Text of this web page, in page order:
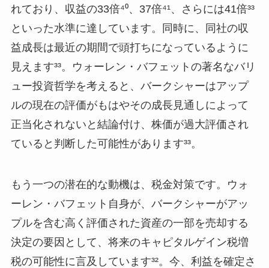
れており、収益の33倍⁴⁰、37倍⁴¹、さらには41倍³³
といった水準に達しています。同時に、同社の収
益成長は最近の期間で頭打ちになっているように
見えます³³。ウォーレン・バフェットの著名なバリ
ュー投資哲学を考えると、バークシャーはアップ
ルの現在の評価がもはやその成長見通しによって
正当化されないと結論付け、株価が過大評価され
ていると判断した可能性があります³³。
もう一つの潜在的な動機は、税金対策です。ウォ
ーレン・バフェット自身が、バークシャーがアッ
プルを含む高く評価された資産の一部を売却する
決定の要因として、将来のキャピタルゲイン税増
税の可能性に言及しています³²。今、利益を確定さ